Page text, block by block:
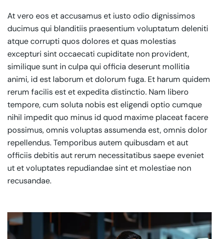
At vero eos et accusamus et iusto odio dignissimos
ducimus qui blanditiis praesentium voluptatum deleniti
atque corrupti quos dolores et quas molestias
excepturi sint occaecati cupiditate non provident,
similique sunt in culpa qui officia deserunt mollitia
animi, id est laborum et dolorum fuga. Et harum quidem
rerum facilis est et expedita distinctio. Nam libero
tempore, cum soluta nobis est eligendi optio cumque
nihil impedit quo minus id quod maxime placeat facere
possimus, omnis voluptas assumenda est, omnis dolor
repellendus. Temporibus autem quibusdam et aut
officiis debitis aut rerum necessitatibus saepe eveniet
ut et voluptates repudiandae sint et molestiae non
recusandae.